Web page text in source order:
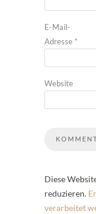
E-Mail-
Adresse *
Website
Diese
reduzieren.
verarbeitet